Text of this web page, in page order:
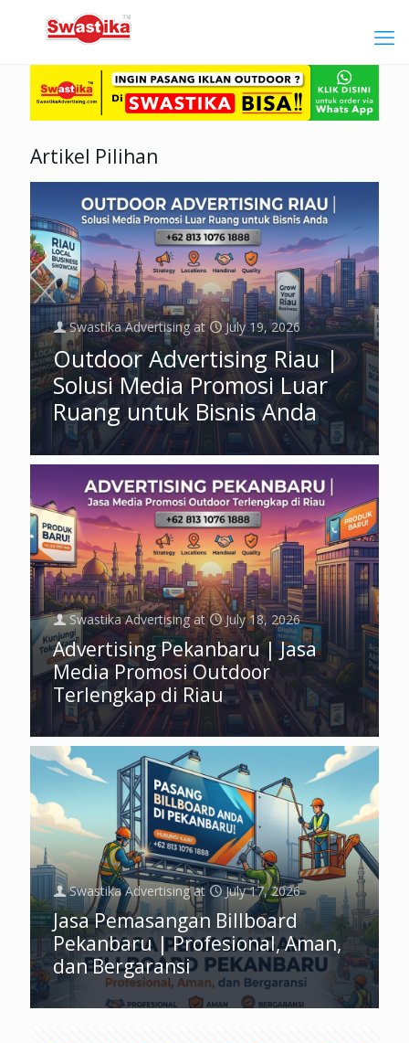
Artikel Pilihan
Swastika Advertising at July 19, 2026
Outdoor Advertising Riau |
Solusi Media Promosi Luar
Ruang untuk Bisnis Anda
Swastika Advertising at July 18, 2026
Advertising Pekanbaru | Jasa
Media Promosi Outdoor
Terlengkap di Riau
Swastika Advertising at July 17, 2026
Jasa Pemasangan Billboard
Pekanbaru | Profesional, Aman,
dan Bergaransi